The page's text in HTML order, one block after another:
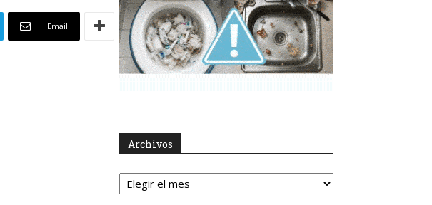
Email
Archivos
Archivos